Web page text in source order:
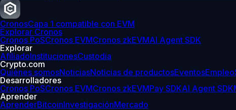
CronosCapa 1 compatible con EVM
Explorar Cronos
Cronos PoSCronos EVMCronos zkEVMAI Agent SDK
Explorar
AfiliadoInstitucionesCustodia
Crypto.com
Quiénes somosNoticiasNoticias de productosEventosEmpleo
Desarrolladores
Cronos PoSCronos EVMCronos zkEVMPay SDKAI Agent SDK
Aprender
AprenderBitcoinInvestigaciónMercado